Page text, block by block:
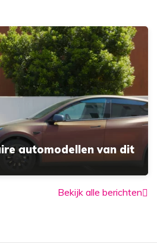
automodellen van dit
Bekijk alle berichten